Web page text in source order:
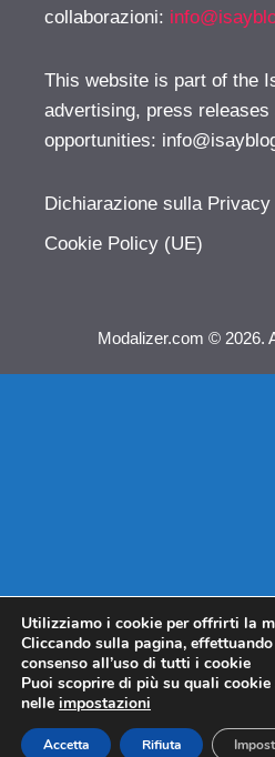
collaborazioni:
This website is part of the
advertising, press releases
opportunities:
Dichiarazione sulla Privacy
Cookie Policy (UE)
Modalizer.com © 2026.
Utilizziamo i cookie per offrirti la
Cliccando sulla pagina,
consenso all’uso di tutti i cookie
Puoi scoprire di più su quali
nelle impostazioni
Accetta Rifiuta